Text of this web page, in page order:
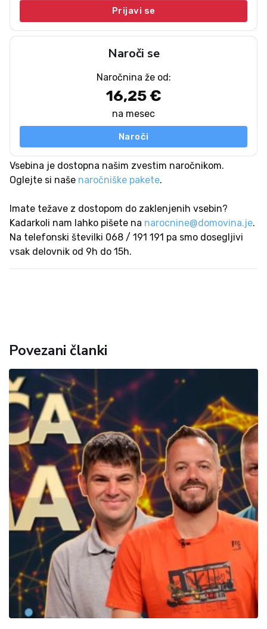
Prijavi se
Naroči se
Naročnina že od:
16,25 €
na mesec
Naroči
Vsebina je dostopna našim zvestim naročnikom.
Oglejte si naše naročniške pakete.
Imate težave z dostopom do zaklenjenih vsebin?
Kadarkoli nam lahko pišete na narocnine@domovina.je.
Na telefonski številki 068 / 191 191 pa smo dosegljivi
vsak delovnik od 9h do 15h.
Povezani članki